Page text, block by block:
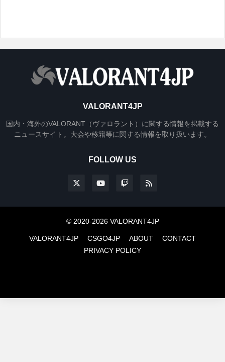
VALORANT4JP
国内・海外のVALORANT（ヴァロラント）に関する情報を掲載する
ニュースサイト。大会や移籍等に関する情報を取り扱います。
FOLLOW US
© 2020-2026 VALORANT4JP
VALORANT4JP CSGO4JP ABOUT
CONTACT
PRIVACY POLICY